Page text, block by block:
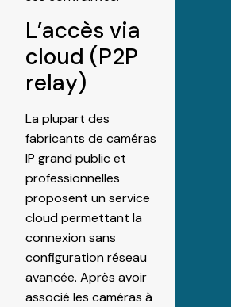
L’accès via
cloud (P2P
relay)
La plupart des
fabricants de caméras
IP grand public et
professionnelles
proposent un service
cloud permettant la
connexion sans
configuration réseau
avancée. Après avoir
associé les caméras à